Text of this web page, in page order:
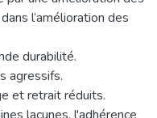
l’amélioration des
durabilité.
agressifs.
et retrait réduits.